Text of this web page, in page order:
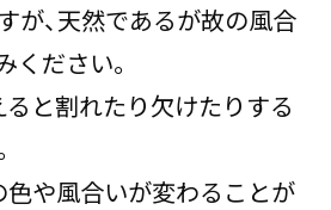
が、天然であるが故の風合
ください。
ると割れたり欠けたりする
色や風合いが変わることが